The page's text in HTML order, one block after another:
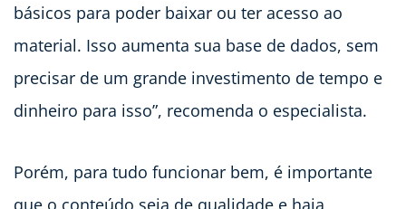
básicos para poder baixar ou ter acesso ao
material. Isso aumenta sua base de dados, sem
precisar de um grande investimento de tempo e
dinheiro para isso”, recomenda o especialista.
Porém, para tudo funcionar bem, é importante